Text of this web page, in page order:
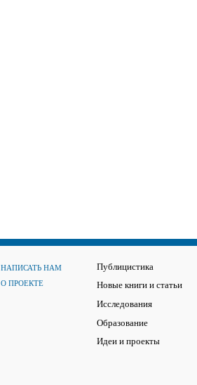
НАПИСАТЬ НАМ
О ПРОЕКТЕ
Публицистика
Новые книги и статьи
Исследования
Образование
Идеи и проекты